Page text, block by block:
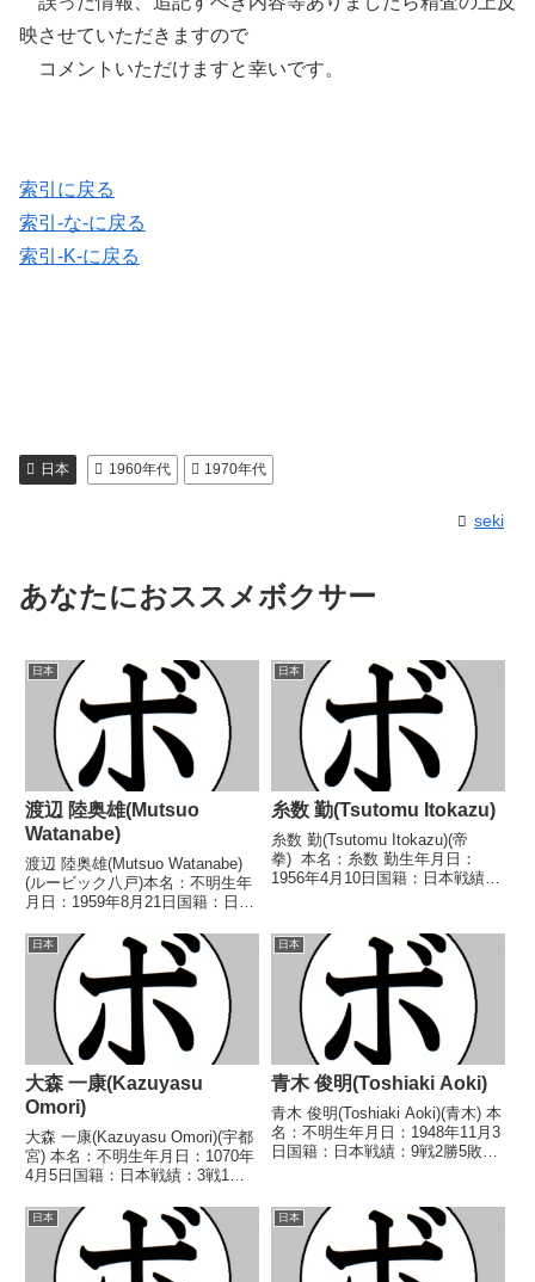
映させていただきますので
コメントいただけますと幸いです。
索引に戻る
索引-な-に戻る
索引-K-に戻る
日本 1960年代 1970年代
seki
あなたにおススメボクサー
日本
渡辺 陸奥雄(Mutsuo
Watanabe)
渡辺 陸奥雄(Mutsuo Watanabe)
(ルービック八戸)本名：不明生年
月日：1959年8月21日国籍：日本
【獲得タイトル】第4代日本スー
パーフライ級王座【戦歴】
1979/01/04 △4R判定 ...
日本
糸数 勤(Tsutomu Itokazu)
糸数 勤(Tsutomu Itokazu)(帝
拳) 本名：糸数 勤生年月日：
1956年4月10日国籍：日本戦績：
級王座 【戦歴】1979/09/06
○6R判定 (...
日本
大森 一康(Kazuyasu
Omori)
大森 一康(Kazuyasu Omori)(宇都
宮) 本名：不明生年月日：1070年
4月5日国籍：日本戦績：3戦1勝
し 【戦歴】1991/01/14
○1RKO 中川 勝弘(ワタナ
ベ)1991/06/10 ...
日本
青木 俊明(Toshiaki Aoki)
青木 俊明(Toshiaki Aoki)(青木) 本
名：不明生年月日：1948年11月3
日国籍：日本戦績：9戦2勝5敗2
不明) 潤間 繁治(田
辺)1969/12/03...
日本 日本